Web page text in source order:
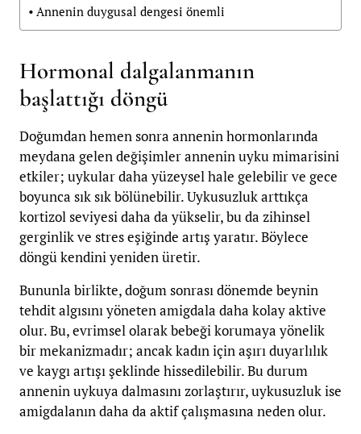
Annenin duygusal dengesi önemli
Hormonal dalgalanmanın
başlattığı döngü
Doğumdan hemen sonra annenin hormonlarında
meydana gelen değişimler annenin uyku mimarisini
etkiler; uykular daha yüzeysel hale gelebilir ve gece
boyunca sık sık bölünebilir. Uykusuzluk arttıkça
kortizol seviyesi daha da yükselir, bu da zihinsel
gerginlik ve stres eşiğinde artış yaratır. Böylece
döngü kendini yeniden üretir.
Bununla birlikte, doğum sonrası dönemde beynin
tehdit algısını yöneten amigdala daha kolay aktive
olur. Bu, evrimsel olarak bebeği korumaya yönelik
bir mekanizmadır; ancak kadın için aşırı duyarlılık
ve kaygı artışı şeklinde hissedilebilir. Bu durum
annenin uykuya dalmasını zorlaştırır, uykusuzluk ise
amigdalanın daha da aktif çalışmasına neden olur.